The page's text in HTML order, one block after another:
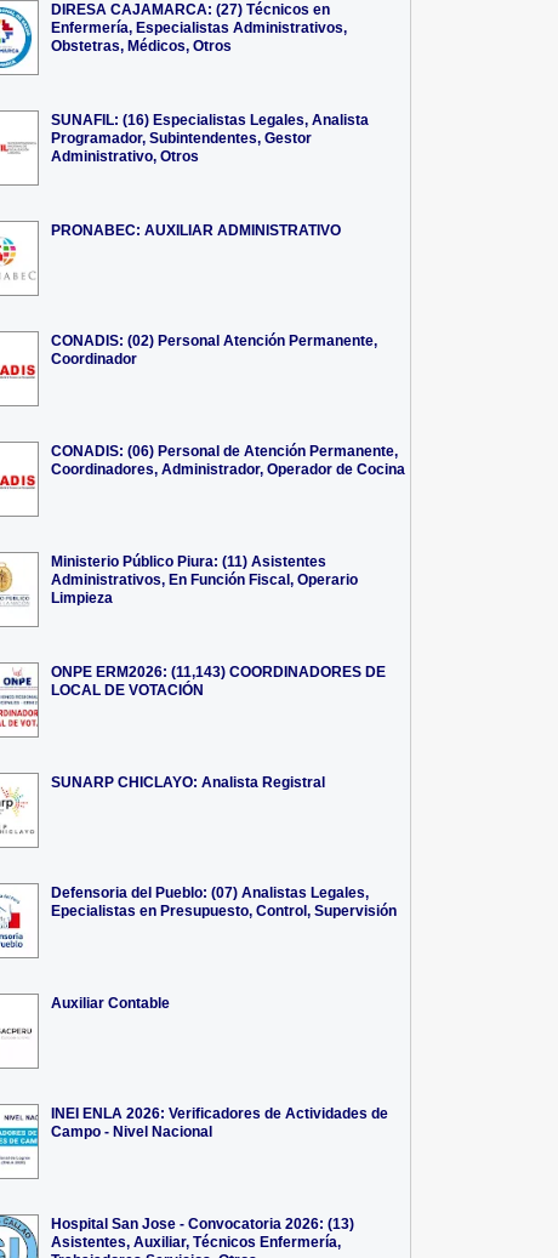
DIRESA CAJAMARCA: (27) Técnicos en
Enfermería, Especialistas Administrativos,
Obstetras, Médicos, Otros
SUNAFIL: (16) Especialistas Legales, Analista
Programador, Subintendentes, Gestor
Administrativo, Otros
PRONABEC: AUXILIAR ADMINISTRATIVO
CONADIS: (02) Personal Atención Permanente,
Coordinador
CONADIS: (06) Personal de Atención Permanente,
Coordinadores, Administrador, Operador de Cocina
Ministerio Público Piura: (11) Asistentes
Administrativos, En Función Fiscal, Operario
Limpieza
ONPE ERM2026: (11,143) COORDINADORES DE
LOCAL DE VOTACIÓN
SUNARP CHICLAYO: Analista Registral
Defensoria del Pueblo: (07) Analistas Legales,
Epecialistas en Presupuesto, Control, Supervisión
Auxiliar Contable
INEI ENLA 2026: Verificadores de Actividades de
Campo - Nivel Nacional
Hospital San Jose - Convocatoria 2026: (13)
Asistentes, Auxiliar, Técnicos Enfermería,